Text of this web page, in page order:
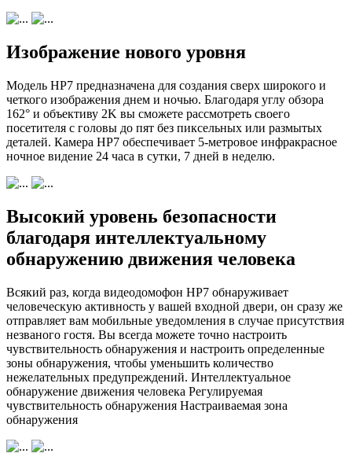
Изображение нового уровня
Модель HP7 предназначена для создания сверх широкого и
четкого изображения днем и ночью. Благодаря углу обзора
162° и объективу 2K вы сможете рассмотреть своего
посетителя с головы до пят без пиксельных или размытых
деталей. Камера HP7 обеспечивает 5-метровое инфракрасное
ночное видение 24 часа в сутки, 7 дней в неделю.
Высокий уровень безопасности
благодаря интеллектуальному
обнаружению движения человека
Всякий раз, когда видеодомофон HP7 обнаруживает
человеческую активность у вашей входной двери, он сразу же
отправляет вам мобильные уведомления в случае присутствия
незваного гостя. Вы всегда можете точно настроить
чувствительность обнаружения и настроить определенные
зоны обнаружения, чтобы уменьшить количество
нежелательных предупреждений. Интеллектуальное
обнаружение движения человека Регулируемая
чувствительность обнаружения Настраиваемая зона
обнаружения